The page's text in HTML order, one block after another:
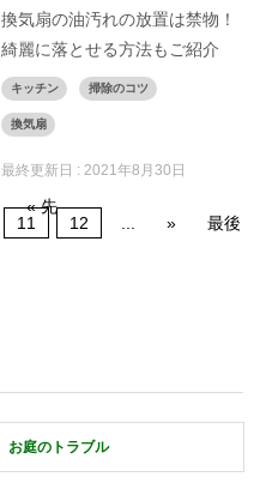
換気扇の油汚れの放置は禁物！
綺麗に落とせる方法もご紹介
キッチン 掃除のコツ
換気扇
最終更新日 :2021年8月30日
« 先
11 12 ... »
最後
お庭のトラブル